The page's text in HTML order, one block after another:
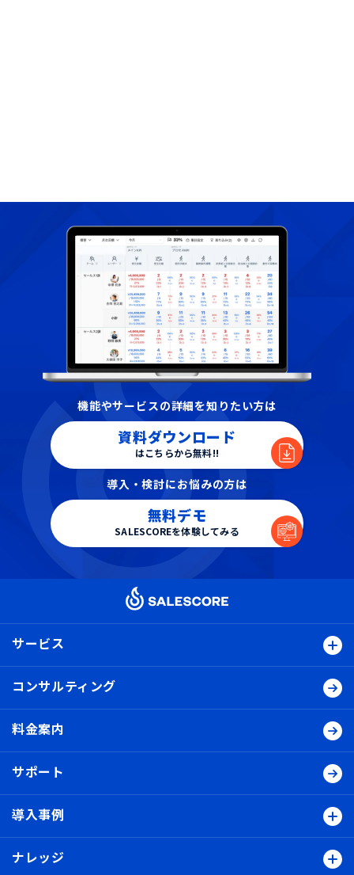
機能やサービスの詳細を知りたい方は
資料ダウンロード
はこちらから無料!!
導入・検討にお悩みの方は
無料デモ
SALESCOREを体験してみる
サービス
コンサルティング
料金案内
サポート
導入事例
ナレッジ